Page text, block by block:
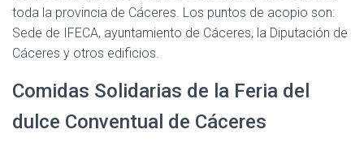
toda la provincia de Cáceres. Los puntos de acopio son:
Sede de IFECA, ayuntamiento de Cáceres, la Diputación de
Cáceres y otros edificios.
Comidas Solidarias de la Feria del
dulce Conventual de Cáceres